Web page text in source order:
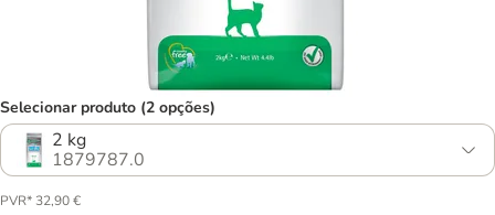
Selecionar produto (2 opções)
2 kg
1879787.0
PVR* 32,90 €